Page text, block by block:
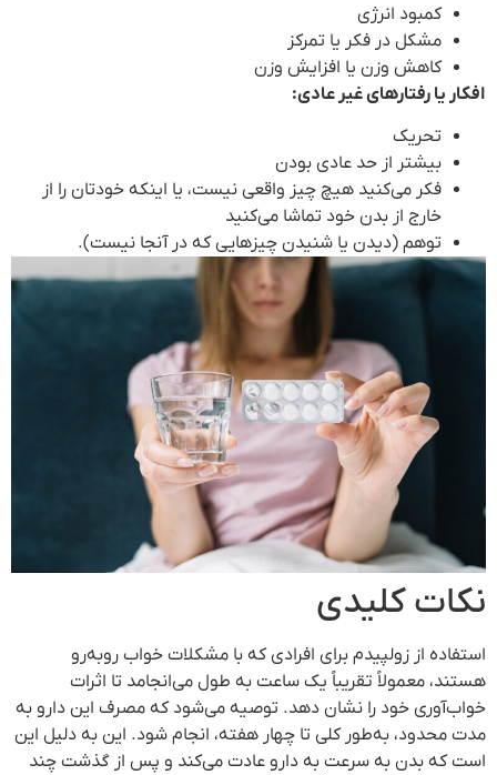
کمبود انرژی
مشکل در فکر یا تمرکز
کاهش وزن یا افزایش وزن
افکار یا رفتارهای غیر عادی:
تحریک
بیشتر از حد عادی بودن
فکر می‌کنید هیچ چیز واقعی نیست، یا اینکه خودتان را از
خارج از بدن خود تماشا می‌کنید
توهم (دیدن یا شنیدن چیزهایی که در آنجا نیست).
نکات کلیدی
استفاده از زولپیدم برای افرادی که با مشکلات خواب روبه‌رو
هستند، معمولاً تقریباً یک ساعت به طول می‌انجامد تا اثرات
خواب‌آوری خود را نشان دهد. توصیه می‌شود که مصرف این دارو به
مدت محدود، به‌طور کلی تا چهار هفته، انجام شود. این به دلیل این
است که بدن به سرعت به دارو عادت می‌کند و پس از گذشت چند